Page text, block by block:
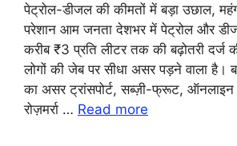
पेट्रोल-डीजल की कीमतों में बड़ा उछाल,
परेशान आम जनता देशभर में पेट्रोल और
करीब ₹3 प्रति लीटर तक की बढ़ोतरी
लोगों की जेब पर सीधा असर पड़ने वाला है।
का असर ट्रांसपोर्ट, सब्ज़ी-फ्रूट, ऑनलाइन
रोज़मर्रा … Read more